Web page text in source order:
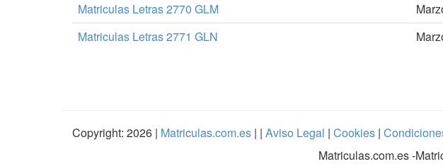
Matriculas Letras 2770 GLM
Matriculas Letras 2771 GLN
Copyright: 2026 | Matriculas.com.es | | Aviso Legal | Cookies |
Matriculas.com.es-